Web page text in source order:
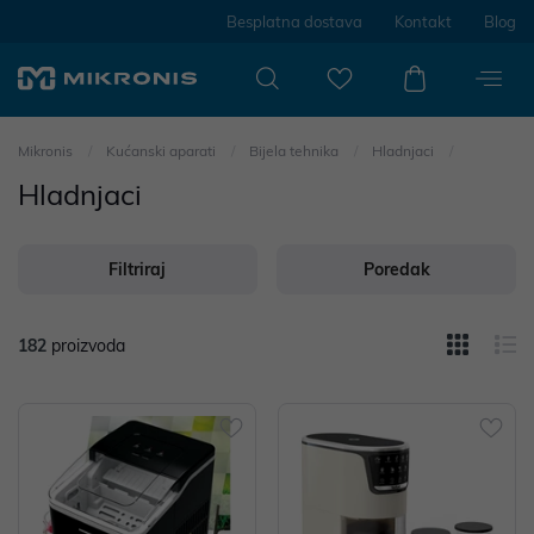
Besplatna dostava Kontakt Blog
Mikronis Kućanski aparati Bijela tehnika Hladnjaci
Hladnjaci
Filtriraj Poredak
182 proizvoda